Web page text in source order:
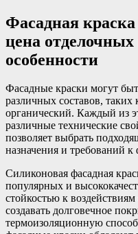
Фасадная
цена
особенности
Фасадные краски могут
различных составов,
органический. Каждый из
различные технические
позволяет выбрать
назначения и требований к
Силиконовая фасадная
популярных и
стойкостью к
создавать долговечное
термоизоляционную